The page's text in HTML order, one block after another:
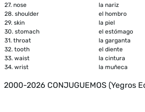
27. nose
la nariz
28. shoulder
el hombro
29. skin
la piel
30. stomach
el estómago
31. throat
la garganta
32. tooth
el diente
33. waist
la cintura
34. wrist la muñeca
2000-2026 CONJUGUEMOS (Yegros